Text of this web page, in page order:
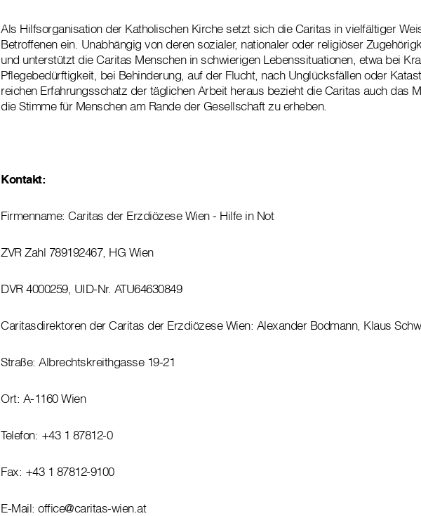
Als Hilfsorganisation der Katholischen Kirche setzt sich die Caritas in vielfältiger
Betroffenen ein. Unabhängig von deren sozialer, nationaler oder religiöser
und unterstützt die Caritas Menschen in schwierigen Lebenssituationen, etwa bei
Pflegebedürftigkeit, bei Behinderung, auf der Flucht, nach Unglücksfällen oder
reichen Erfahrungsschatz der täglichen Arbeit heraus bezieht die Caritas auch das
die Stimme für Menschen am Rande der Gesellschaft zu erheben.
Kontakt:
Firmenname: Caritas der Erzdiözese Wien - Hilfe in Not
ZVR Zahl 789192467, HG Wien
DVR 4000259, UID-Nr. ATU64630849
Caritasdirektoren der Caritas der Erzdiözese Wien: Alexander Bodmann, Klaus
Straße: Albrechtskreithgasse 19-21
Ort: A-1160 Wien
Telefon: +43 1 87812-0
Fax: +43 1 87812-9100
E-Mail: office@caritas-wien.at